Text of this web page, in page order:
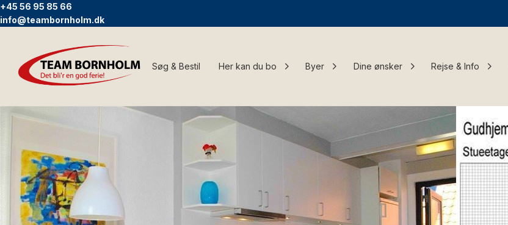
+45 56 95 85 66
info@teambornholm.dk
Søg & Bestil Her kan du bo Byer Dine ønsker Rejse & Info